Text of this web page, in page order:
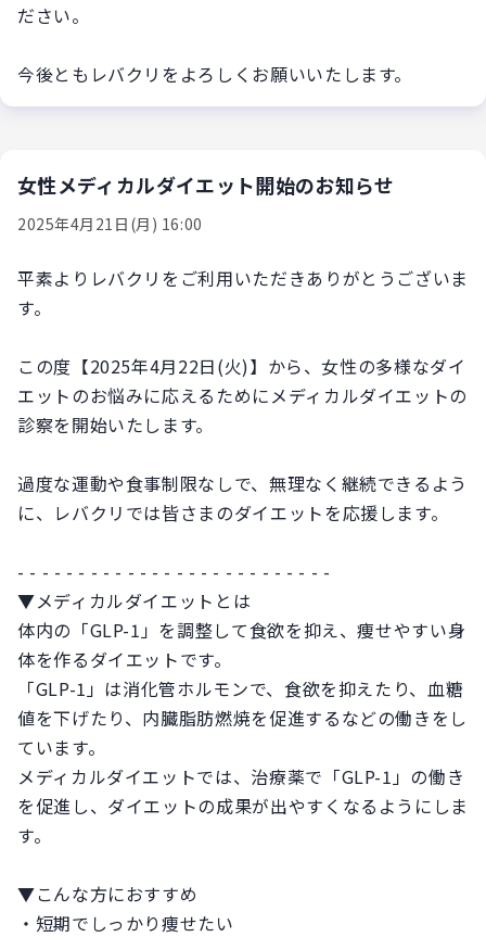
ださい。
今後ともレバクリをよろしくお願いいたします。
女性メディカルダイエット開始のお知らせ
2025年4月21日(月) 16:00
平素よりレバクリをご利用いただきありがとうございま
す。
この度【2025年4月22日(火)】から、女性の多様なダイ
エットのお悩みに応えるためにメディカルダイエットの
診察を開始いたします。
過度な運動や食事制限なしで、無理なく継続できるよう
に、レバクリでは皆さまのダイエットを応援します。
- - - - - - - - - - - - - - - - - - - - - - - - - -
▼メディカルダイエットとは
体内の「GLP-1」を調整して食欲を抑え、痩せやすい身
体を作るダイエットです。
「GLP-1」は消化管ホルモンで、食欲を抑えたり、血糖
値を下げたり、内臓脂肪燃焼を促進するなどの働きをし
ています。
メディカルダイエットでは、治療薬で「GLP-1」の働き
を促進し、ダイエットの成果が出やすくなるようにしま
す。
▼こんな方におすすめ
・短期でしっかり痩せたい